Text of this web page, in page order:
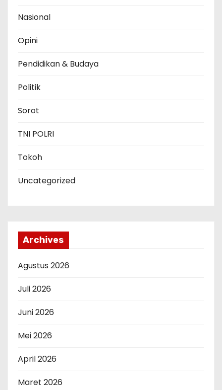
Nasional
Opini
Pendidikan & Budaya
Politik
Sorot
TNI POLRI
Tokoh
Uncategorized
Archives
Agustus 2026
Juli 2026
Juni 2026
Mei 2026
April 2026
Maret 2026